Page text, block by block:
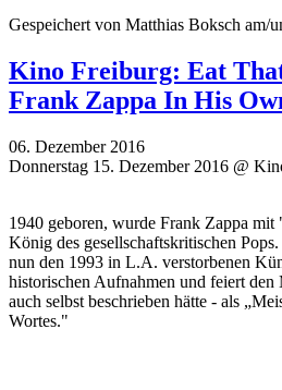
Gespeichert von Matthias Boksch am/
Kino Freiburg: Eat
Frank Zappa In His
06. Dezember 2016
Donnerstag 15. Dezember 2016 @
1940 geboren, wurde Frank Zappa
König des gesellschaftskritischen
nun den 1993 in L.A. verstorbenen
historischen Aufnahmen und feiert
auch selbst beschrieben hätte - als
Wortes."